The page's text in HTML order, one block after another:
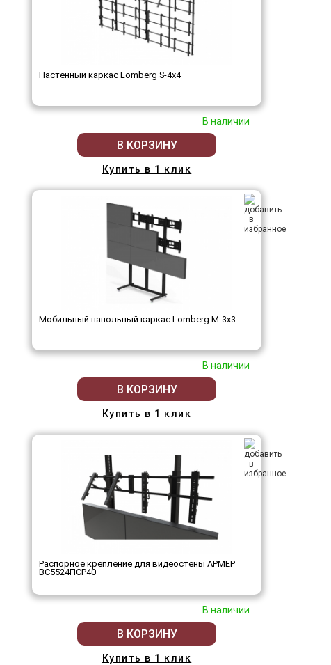
Настенный каркас Lomberg S-4х4
В наличии
В КОРЗИНУ
Купить в 1 клик
Мобильный напольный каркас Lomberg M-3х3
В наличии
В КОРЗИНУ
Купить в 1 клик
Распорное крепление для видеостены АРМЕР
ВС5524ПСР40
В наличии
В КОРЗИНУ
Купить в 1 клик